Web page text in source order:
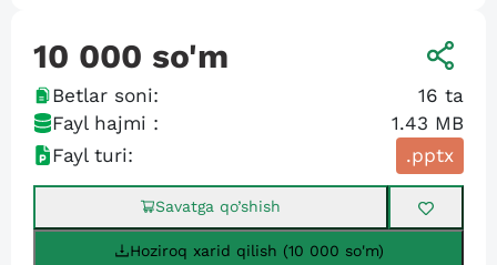
10 000 so'm
Betlar soni: 16 ta
Fayl hajmi :
1.43 MB
Fayl turi:
.pptx
Savatga qo’shish
Hoziroq xarid qilish (10 000 so'm)